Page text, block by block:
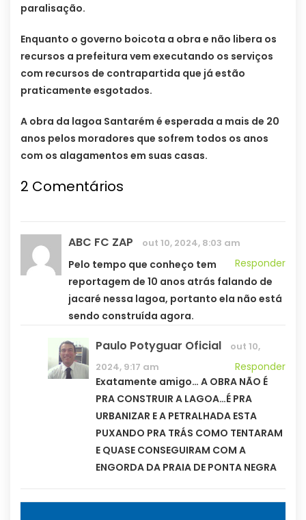
paralisação.
Enquanto o governo boicota a obra e não libera os
recursos a prefeitura vem executando os serviços
com recursos de contrapartida que já estão
praticamente esgotados.
A obra da lagoa Santarém é esperada a mais de 20
anos pelos moradores que sofrem todos os anos
com os alagamentos em suas casas.
2 Comentários
ABC FC ZAP out 10, 2024, 8:03 am
Responder
Pelo tempo que conheço tem
reportagem de 10 anos atrás falando de
jacaré nessa lagoa, portanto ela não está
sendo construída agora.
Paulo Potyguar Oficial
out 10,
2024, 9:17 am
Responder
Exatamente amigo… A OBRA NÃO É
PRA CONSTRUIR A LAGOA…É PRA
URBANIZAR E A PETRALHADA ESTA
PUXANDO PRA TRÁS COMO TENTARAM
E QUASE CONSEGUIRAM COM A
ENGORDA DA PRAIA DE PONTA NEGRA